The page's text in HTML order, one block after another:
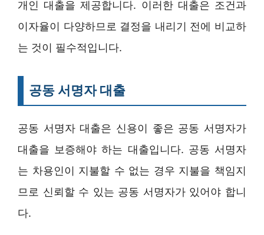
개인 대출을 제공합니다. 이러한 대출은 조건과
이자율이 다양하므로 결정을 내리기 전에 비교하
는 것이 필수적입니다.
공동 서명자 대출
공동 서명자 대출은 신용이 좋은 공동 서명자가
대출을 보증해야 하는 대출입니다. 공동 서명자
는 차용인이 지불할 수 없는 경우 지불을 책임지
므로 신뢰할 수 있는 공동 서명자가 있어야 합니
다.